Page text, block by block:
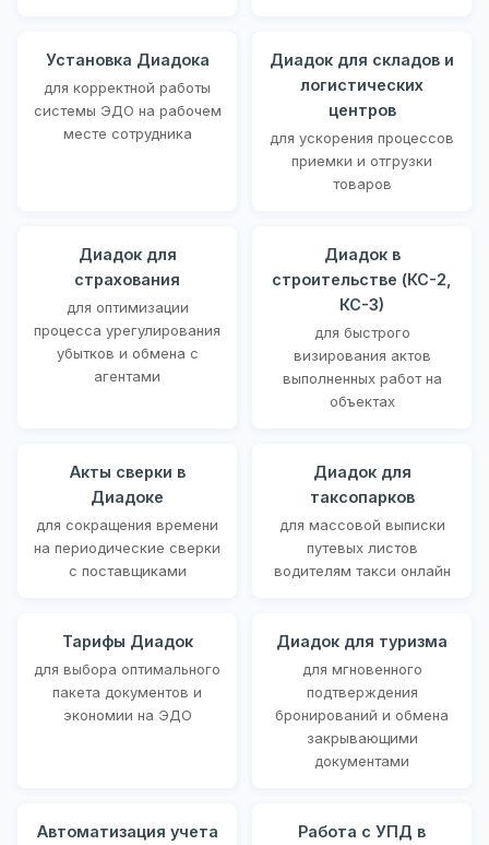
Установка Диадока
для корректной работы
системы ЭДО на рабочем
месте сотрудника
Диадок для складов и
логистических
центров
для ускорения процессов
приемки и отгрузки
товаров
Диадок для
страхования
для оптимизации
процесса урегулирования
убытков и обмена с
агентами
Диадок в
строительстве (КС-2,
КС-3)
для быстрого
визирования актов
выполненных работ на
объектах
Акты сверки в
Диадоке
для сокращения времени
на периодические сверки
с поставщиками
Диадок для
таксопарков
для массовой выписки
путевых листов
водителям такси онлайн
Тарифы Диадок
для выбора оптимального
пакета документов и
экономии на ЭДО
Диадок для туризма
для мгновенного
подтверждения
бронирований и обмена
закрывающими
документами
Автоматизация учета
Работа с УПД в